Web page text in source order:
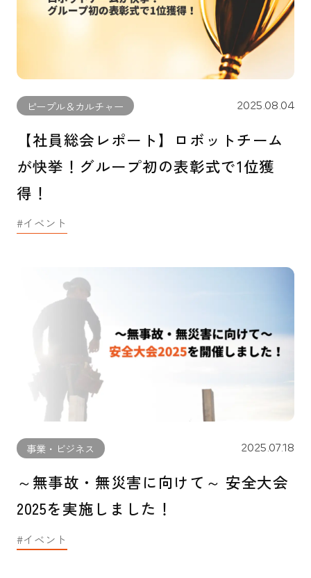
ピープル＆カルチャー 2025.08.04
【社員総会レポート】ロボットチーム
が快挙！グループ初の表彰式で1位獲
得！
イベント
事業・ビジネス 2025.07.18
～無事故・無災害に向けて～ 安全大会
2025を実施しました！
イベント